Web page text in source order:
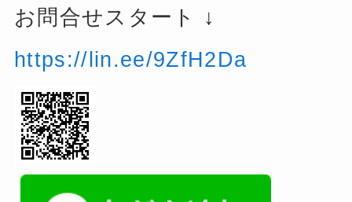
お問合せスタート ↓
https://lin.ee/9ZfH2Da